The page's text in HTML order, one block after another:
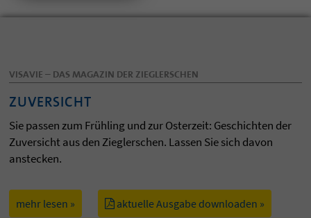
VISAVIE – DAS MAGAZIN DER ZIEGLERSCHEN
ZUVERSICHT
Sie passen zum Frühling und zur Osterzeit: Geschichten der
Zuversicht aus den Zieglerschen. Lassen Sie sich davon
anstecken.
mehr lesen » aktuelle Ausgabe downloaden »